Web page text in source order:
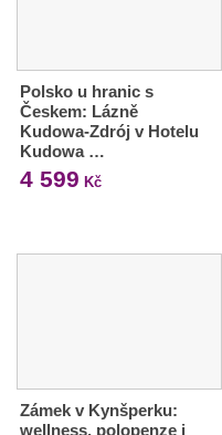
Polsko u hranic s
Českem: Lázně
Kudowa-Zdrój v Hotelu
Kudowa …
4 599 Kč
Zámek v Kynšperku:
wellness, polopenze i